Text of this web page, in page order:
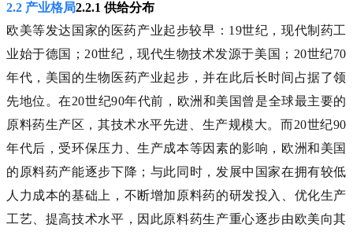
2.2 产业格局2.2.1 供给分布
欧美等发达国家的医药产业起步较早：19世纪，现代制药工
业始于德国；20世纪，现代生物技术发源于美国；20世纪70
年代，美国的生物医药产业起步，并在此后长时间占据了领
先地位。在20世纪90年代前，欧洲和美国曾是全球最主要的
原料药生产区，其技术水平先进、生产规模大。而20世纪90
年代后，受环保压力、生产成本等因素的影响，欧洲和美国
的原料药产能逐步下降；与此同时，发展中国家在拥有较低
人力成本的基础上，不断增加原料药的研发投入、优化生产
工艺、提高技术水平，因此原料药生产重心逐步由欧美向其